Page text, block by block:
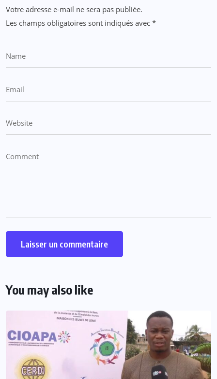
Votre adresse e-mail ne sera pas publiée.
Les champs obligatoires sont indiqués avec *
You may also like